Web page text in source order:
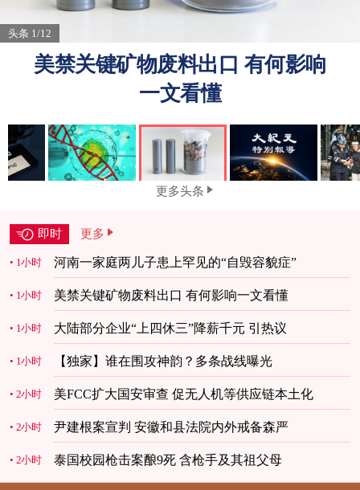
网
头条 1/12
美禁关键矿物废料出口 有何影响
一文看懂
更多头条
即时 更多
1小时 河南一家庭两儿子患上罕见的“自毁容貌症”
1小时 美禁关键矿物废料出口 有何影响一文看懂
1小时 大陆部分企业“上四休三”降薪千元 引热议
1小时 【独家】谁在围攻神韵？多条战线曝光
2小时 美FCC扩大国安审查 促无人机等供应链本土化
2小时 尹建根案宣判 安徽和县法院内外戒备森严
2小时 泰国校园枪击案酿9死 含枪手及其祖父母